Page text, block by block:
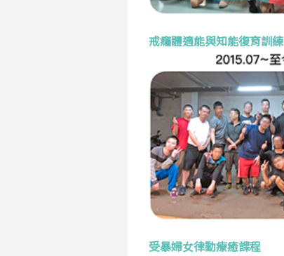
戒癮體適能與知能復育訓練
受暴婦女律動療癒課程